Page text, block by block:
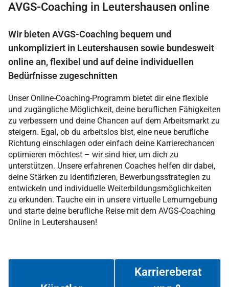
AVGS-Coaching in Leutershausen online
Wir bieten AVGS-Coaching bequem und
unkompliziert in Leutershausen sowie bundesweit
online an, flexibel und auf deine individuellen
Bedürfnisse zugeschnitten
Unser Online-Coaching-Programm bietet dir eine flexible
und zugängliche Möglichkeit, deine beruflichen Fähigkeiten
zu verbessern und deine Chancen auf dem Arbeitsmarkt zu
steigern. Egal, ob du arbeitslos bist, eine neue berufliche
Richtung einschlagen oder einfach deine Karrierechancen
optimieren möchtest – wir sind hier, um dich zu
unterstützen. Unsere erfahrenen Coaches helfen dir dabei,
deine Stärken zu identifizieren, Bewerbungsstrategien zu
entwickeln und individuelle Weiterbildungsmöglichkeiten
zu erkunden. Tauche ein in unsere virtuelle Lernumgebung
und starte deine berufliche Reise mit dem AVGS-Coaching
Online in Leutershausen!
Karriereberat